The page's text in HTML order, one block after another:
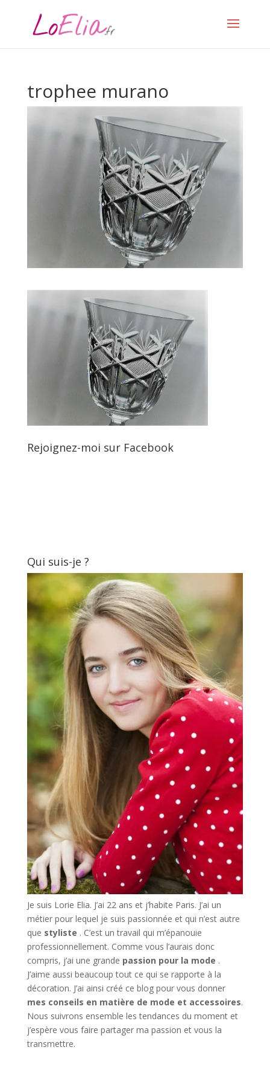
trophee murano
Rejoignez-moi sur Facebook
Qui suis-je ?
Je suis Lorie Elia. J’ai 22 ans et j’habite Paris. J’ai un
métier pour lequel je suis passionnée et qui n’est autre
que styliste . C’est un travail qui m’épanouie
professionnellement. Comme vous l’aurais donc
compris, j’ai une grande passion pour la mode .
J’aime aussi beaucoup tout ce qui se rapporte à la
décoration. J’ai ainsi créé ce blog pour vous donner
mes conseils en matière de mode et accessoires.
Nous suivrons ensemble les tendances du moment et
j’espère vous faire partager ma passion et vous la
transmettre.